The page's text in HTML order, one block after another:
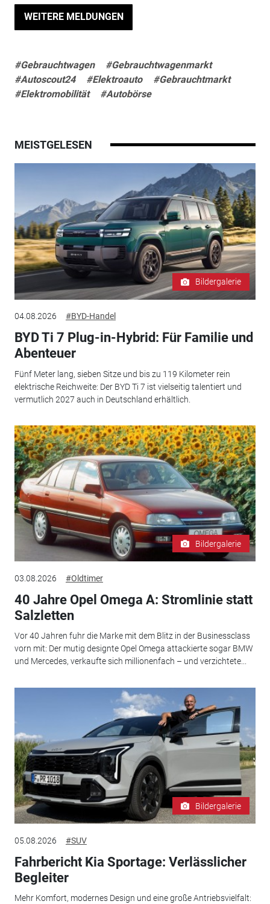
WEITERE MELDUNGEN
#Gebrauchtwagen
#Gebrauchtwagenmarkt
#Autoscout24
#Elektroauto
#Gebrauchtmarkt
#Elektromobilität
#Autobörse
MEISTGELESEN
Bildergalerie
04.08.2026 #BYD-Handel
BYD Ti 7 Plug-in-Hybrid: Für Familie und
Abenteuer
Fünf Meter lang, sieben Sitze und bis zu 119 Kilometer rein
elektrische Reichweite: Der BYD Ti 7 ist vielseitig talentiert und
vermutlich 2027 auch in Deutschland erhältlich.
Bildergalerie
03.08.2026 #Oldtimer
40 Jahre Opel Omega A: Stromlinie statt
Salzletten
Vor 40 Jahren fuhr die Marke mit dem Blitz in der Businessclass
vorn mit: Der mutig designte Opel Omega attackierte sogar BMW
und Mercedes, verkaufte sich millionenfach – und verzichtete...
Bildergalerie
05.08.2026 #SUV
Fahrbericht Kia Sportage: Verlässlicher
Begleiter
Mehr Komfort, modernes Design und eine große Antriebsvielfalt: